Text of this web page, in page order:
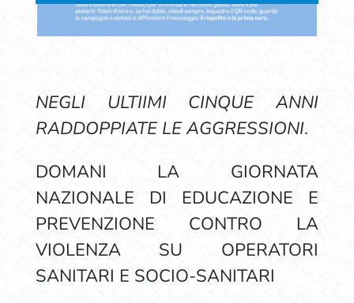
NEGLI ULTIIMI CINQUE ANNI
RADDOPPIATE LE AGGRESSIONI.
DOMANI LA GIORNATA
NAZIONALE DI EDUCAZIONE E
PREVENZIONE CONTRO LA
VIOLENZA SU OPERATORI
SANITARI E SOCIO-SANITARI